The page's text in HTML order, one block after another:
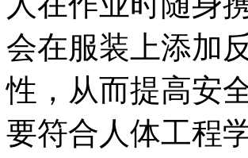
会在服装上添加
性，从而提高安
要符合人体工程